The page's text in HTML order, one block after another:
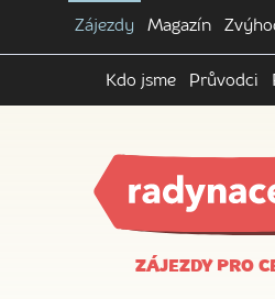
Zájezdy Magazín
Kdo jsme Průvodci
ZÁJEZDY PRO